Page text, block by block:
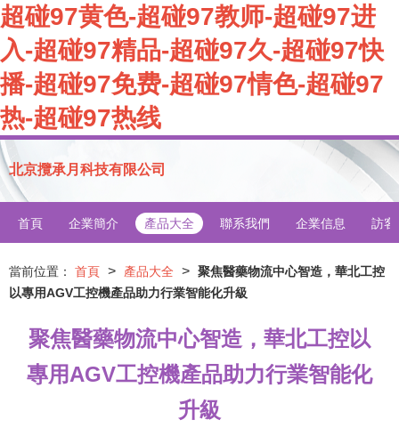
超碰97黄色-超碰97教师-超碰97进
入-超碰97精品-超碰97久-超碰97快
播-超碰97免费-超碰97情色-超碰97
热-超碰97热线
北京攬承月科技有限公司
首頁 企業簡介 產品大全 聯系我們 企業信息 訪客
當前位置： 首頁 > 產品大全 > 聚焦醫藥物流中心智造，華北工控
以專用AGV工控機產品助力行業智能化升級
聚焦醫藥物流中心智造，華北工控以
專用AGV工控機產品助力行業智能化
升級